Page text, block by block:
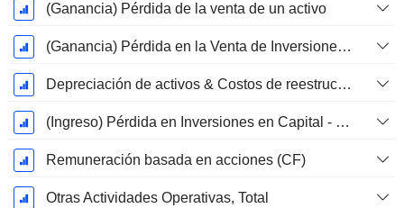
(Ganancia) Pérdida de la venta de un activo
(Ganancia) Pérdida en la Venta de Inversiones - (CF)
Depreciación de activos & Costos de reestructuración
(Ingreso) Pérdida en Inversiones en Capital - (CF)
Remuneración basada en acciones (CF)
Otras Actividades Operativas, Total